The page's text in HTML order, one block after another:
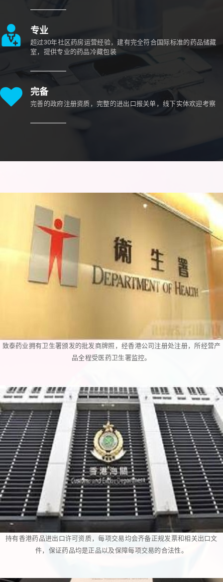
专业
超过30年社区药房运营经验，建有完全符合国际标准的药品储藏
室，提供专业的药品冷藏包装
完备
完善的政府注册资质，完整的进出口报关单，线下实体欢迎考察
致泰药业拥有卫生署颁发的批发商牌照，经香港公司注册处注册，所经营产
品全程受医药卫生署监控。
持有香港药品进出口许可资质，每项交易均会齐备正规发票和相关出口文
件，保证药品均是正品以及保障每项交易的合法性。